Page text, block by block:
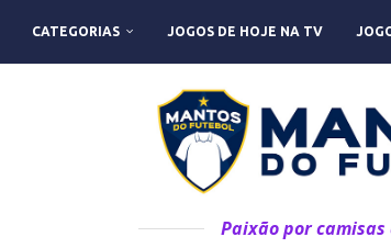
CATEGORIAS JOGOS DE HOJE NA TV
Paixão por